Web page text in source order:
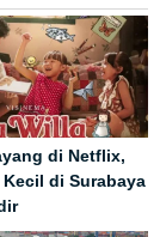
di Netflix,
di Surabaya